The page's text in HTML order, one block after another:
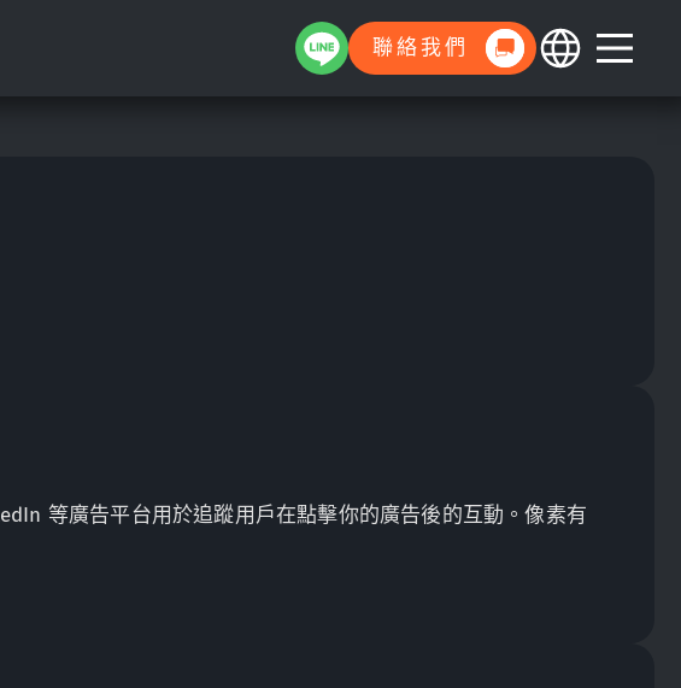
聯絡我們
等廣告平台用於追蹤用戶在點擊你的廣告後的互動。像素有